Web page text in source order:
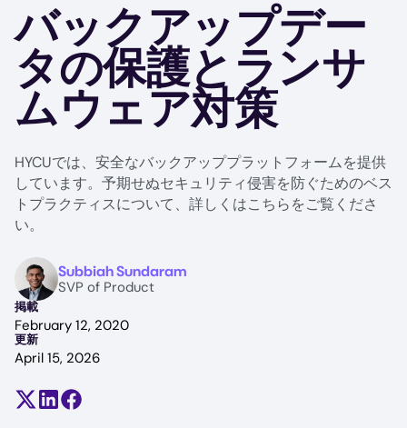
バックアップデー
タの保護とランサ
ムウェア対策
HYCUでは、安全なバックアッププラットフォームを提供
しています。予期せぬセキュリティ侵害を防ぐためのベス
トプラクティスについて、詳しくはこちらをご覧くださ
い。
ImageSubbiah Sundaram
SVP of Product
掲載
February 12, 2020
更新
April 15, 2026
Share on X (formerly Twitter)
Share on LinkedIn
Share on Facebook